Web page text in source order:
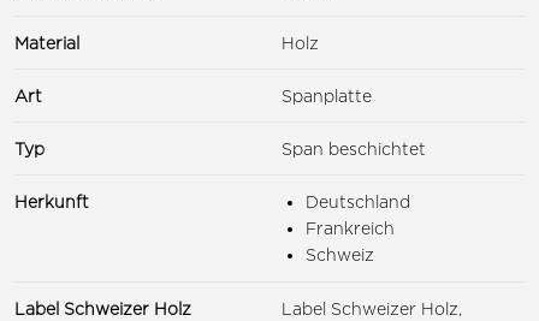
Material Holz
Art Spanplatte
Typ Span beschichtet
Herkunft
Deutschland
Frankreich
Schweiz
Label Schweizer Holz
Label Schweizer Holz,